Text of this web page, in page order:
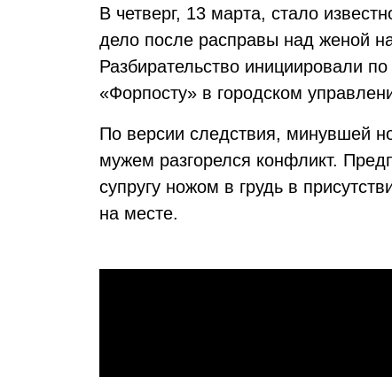
В четверг, 13 марта, стало
дело после расправы над женой
Разбирательство инициировали
«Форпосту» в городском
По версии следствия, минувшей
мужем разгорелся конфликт.
супругу ножом в грудь в
на месте.